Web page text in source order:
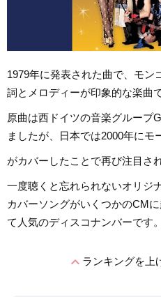
1979年に発表された曲で、モン
詞とメロディーが印象的な楽曲で
原曲は西ドイツの音楽グループ
ましたが、日本では2000年にモ
がカバーしたことで再び注目さ
一度聴くと忘れられないオリジ
カバーソングがいくつかのCM
て人気のディスコナンバーです。
expand_lessランキングを上